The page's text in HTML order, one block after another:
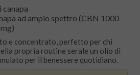
canapa
ad ampio spettro (CBN 1000
e concentrato, perfetto per chi
propria routine serale un olio di
per il benessere quotidiano.